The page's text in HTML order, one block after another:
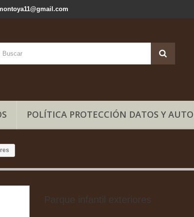
POLÍTICA PROTECCIÓN DATOS Y
Parque infantil exteriores